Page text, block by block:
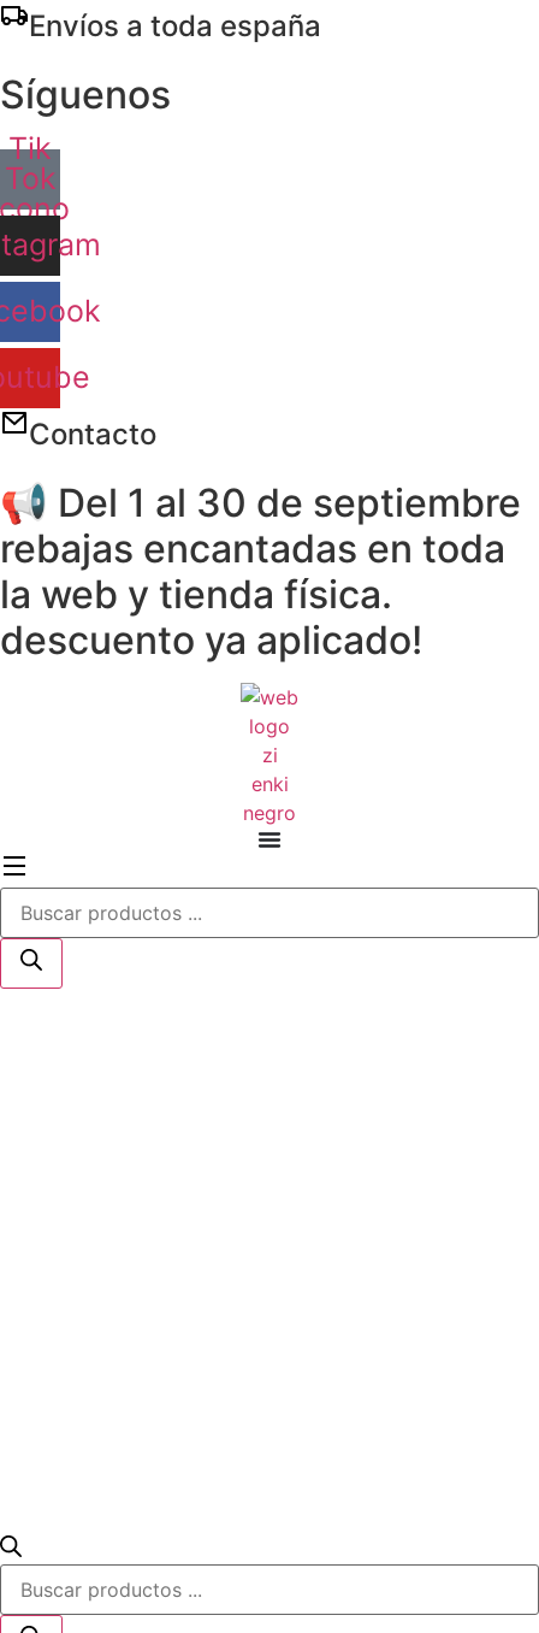
Ir
Envíos a toda españa
Síguenos
Tik
Tok
Contacto
📢 Del 1 al 30 de septiembre
rebajas encantadas en toda
la web y tienda física.
descuento ya aplicado!
Búsqueda
productos
Búsqueda
productos